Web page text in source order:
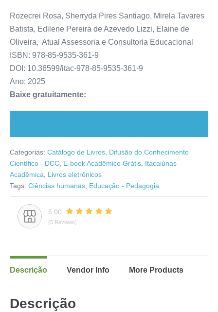
Rozecrei Rosa, Sherryda Pires Santiago, Mirela Tavares
Batista, Edilene Pereira de Azevedo Lizzi, Elaine de
Oliveira, Atual Assessoria e Consultoria Educacional
ISBN: 978-85-9535-361-9
DOI: 10.36599/itac-978-85-9535-361-9
Ano: 2025
Baixe gratuitamente:
Categorias: Catálogo de Livros, Difusão do Conhecimento
Científico - DCC, E-book Acadêmico Grátis, Itacaiúnas
Acadêmica, Livros eletrônicos
Tags: Ciências humanas, Educação - Pedagogia
5.00
(5 Reviews)
Descrição Vendor Info More Products
Descrição